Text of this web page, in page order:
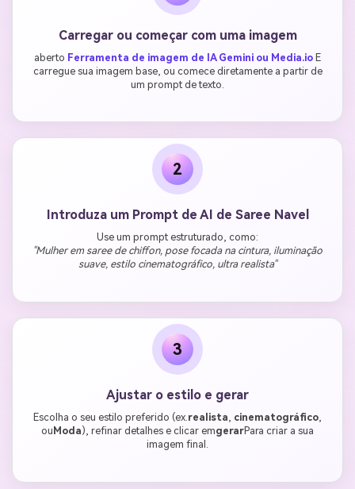
Carregar ou começar com uma imagem
aberto Ferramenta de imagem de IA Gemini ou Media.io E
carregue sua imagem base, ou comece diretamente a partir de
um prompt de texto.
2
Introduza um Prompt de AI de Saree Navel
Use um prompt estruturado, como:
"Mulher em saree de chiffon, pose focada na cintura, iluminação
suave, estilo cinematográfico, ultra realista"
3
Ajustar o estilo e gerar
Escolha o seu estilo preferido (ex.realista, cinematográfico,
ou Moda), refinar detalhes e clicar emgerarPara criar a sua
imagem final.